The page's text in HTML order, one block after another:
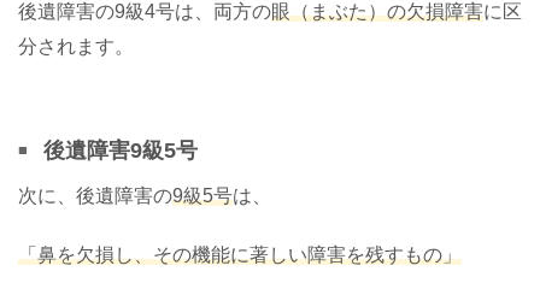
後遺障害の9級4号は、両方の眼（まぶた）の欠損障害に区
分されます。
後遺障害9級5号
次に、後遺障害の9級5号は、
「鼻を欠損し、その機能に著しい障害を残すもの」